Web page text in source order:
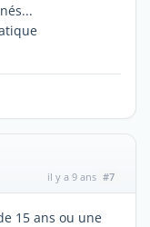
il y a 9 ans #7
15 ans ou une